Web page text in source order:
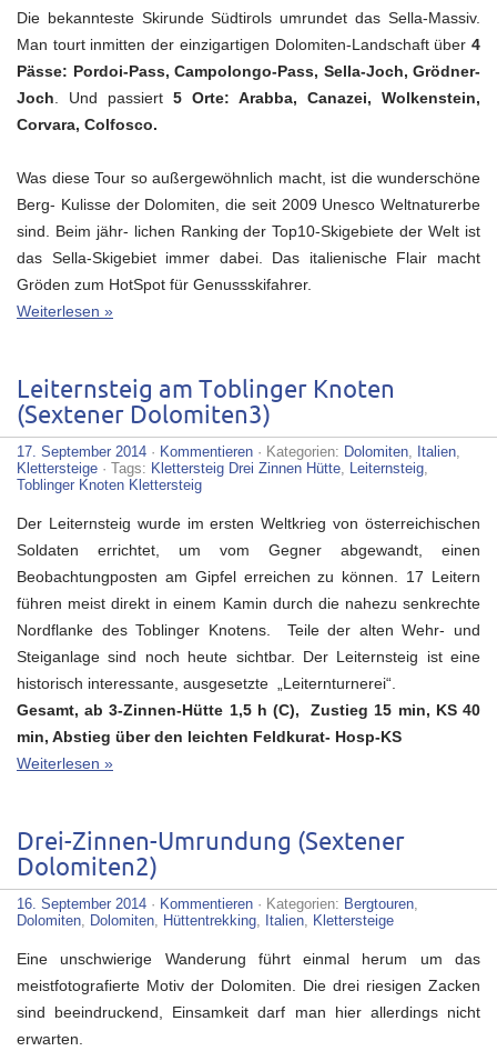
Die bekannteste Skirunde Südtirols umrundet das Sella-Massiv.
Man tourt inmitten der einzigartigen Dolomiten-Landschaft über 4
Pässe: Pordoi-Pass, Campolongo-Pass, Sella-Joch, Grödner-
Joch . Und passiert 5 Orte: Arabba, Canazei, Wolkenstein,
Corvara, Colfosco.
Was diese Tour so außergewöhnlich macht, ist die wunderschöne
Berg- Kulisse der Dolomiten, die seit 2009 Unesco Weltnaturerbe
sind. Beim jähr- lichen Ranking der Top10-Skigebiete der Welt ist
das Sella-Skigebiet immer dabei. Das italienische Flair macht
Gröden zum HotSpot für Genussskifahrer.
Weiterlesen »
Leiternsteig am Toblinger Knoten
(Sextener Dolomiten3)
17. September 2014 · Kommentieren · Kategorien: Dolomiten, Italien,
Klettersteige · Tags: Klettersteig Drei Zinnen Hütte, Leiternsteig,
Toblinger Knoten Klettersteig
Der Leiternsteig wurde im ersten Weltkrieg von österreichischen
Soldaten errichtet, um vom Gegner abgewandt, einen
Beobachtungposten am Gipfel erreichen zu können. 17 Leitern
führen meist direkt in einem Kamin durch die nahezu senkrechte
Nordflanke des Toblinger Knotens. Teile der alten Wehr- und
Steiganlage sind noch heute sichtbar. Der Leiternsteig ist eine
historisch interessante, ausgesetzte „Leiternturnerei“.
Gesamt, ab 3-Zinnen-Hütte 1,5 h (C), Zustieg 15 min, KS 40
min, Abstieg über den leichten Feldkurat- Hosp-KS
Weiterlesen »
Drei-Zinnen-Umrundung (Sextener
Dolomiten2)
16. September 2014 · Kommentieren · Kategorien: Bergtouren,
Dolomiten, Dolomiten, Hüttentrekking, Italien, Klettersteige
Eine unschwierige Wanderung führt einmal herum um das
meistfotografierte Motiv der Dolomiten. Die drei riesigen Zacken
sind beeindruckend, Einsamkeit darf man hier allerdings nicht
erwarten.